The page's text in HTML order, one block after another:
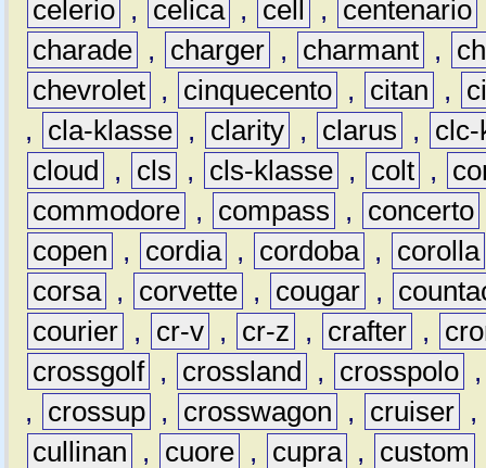
celerio , celica , cell , centenario
charade , charger , charmant ,
chevrolet , cinquecento , citan ,
,
cla-klasse , clarity , clarus ,
clc-
cloud
, cls , cls-klasse , colt ,
commodore , compass , concerto
copen
, cordia , cordoba ,
corolla
corsa , corvette , cougar ,
courier , cr-v , cr-z , crafter ,
crossgolf , crossland , crosspolo
,
crossup , crosswagon , cruiser ,
cullinan
, cuore , cupra , custom